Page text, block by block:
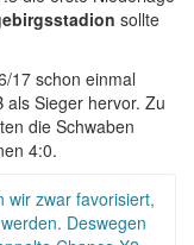
sollte
17 schon einmal
als Sieger hervor. Zu
die Schwaben
4:0.
wir zwar favorisiert,
Deswegen